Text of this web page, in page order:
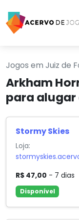
Jogos em Juiz de
Arkham
para alugar
Stormy Skies
Loja:
R$ 47,00 - 7 dias
Disponível